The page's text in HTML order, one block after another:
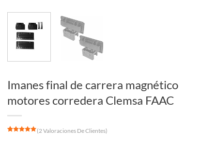
Imanes final de carrera magnético
motores corredera Clemsa FAAC
(2Valoraciones De Clientes)